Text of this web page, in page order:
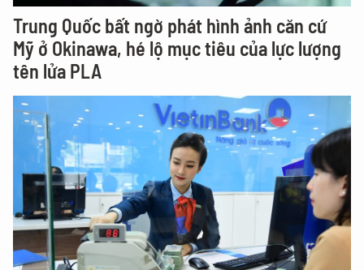
Trung Quốc bất ngờ phát hình ảnh căn cứ
Mỹ ở Okinawa, hé lộ mục tiêu của lực lượng
tên lửa PLA